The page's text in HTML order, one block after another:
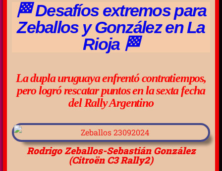
🏁 Desafíos extremos para
Zeballos y González en La
Rioja 🏁
La dupla uruguaya enfrentó contratiempos,
pero logró rescatar puntos en la sexta fecha
del Rally Argentino
Rodrigo Zeballos-Sebastián González
(Citroën C3 Rally2)